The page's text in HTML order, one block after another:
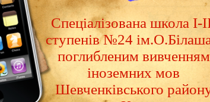
Спеціалізована школа І-
ступенів №24
поглибленим вивченням
іноземних мов
Шевченківського